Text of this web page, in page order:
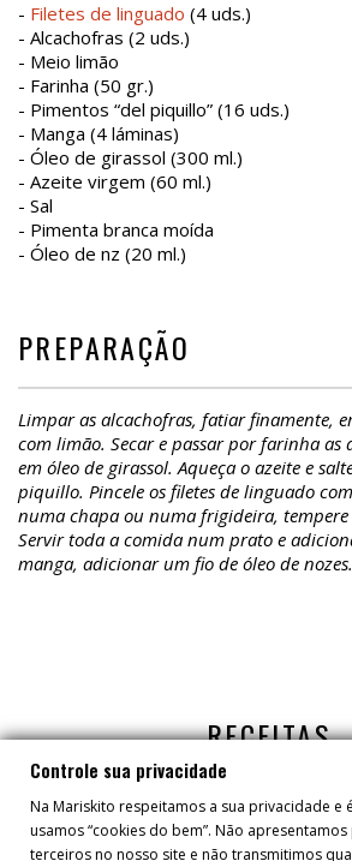
- Filetes de linguado (4 uds.)
- Alcachofras (2 uds.)
- Meio limão
- Farinha (50 gr.)
- Pimentos “del piquillo” (16 uds.)
- Manga (4 láminas)
- Óleo de girassol (300 ml.)
- Azeite virgem (60 ml.)
- Sal
- Pimenta branca moída
- Óleo de nz (20 ml.)
PREPARAÇÃO
Limpar as alcachofras, fatiar finamente,
com limão. Secar e passar por farinha as
em óleo de girassol. Aqueça o azeite e
piquillo. Pincele os filetes de linguado
numa chapa ou numa frigideira, tempere
Servir toda a comida num prato e
manga, adicionar um fio de óleo de nozes.
RECEITAS
Controle sua privacidade
Na Mariskito respeitamos a sua privacidade e
usamos “cookies do bem”. Não
terceiros no nosso site e não transmitimos